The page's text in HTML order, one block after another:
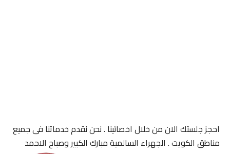
احجز جلستك الان من خلال اخصائينا . نحن نقدم خدماتنا فى جميع
مناطق الكويت . الجهراء السالمية مبارك الكبير وصباح الاحمد